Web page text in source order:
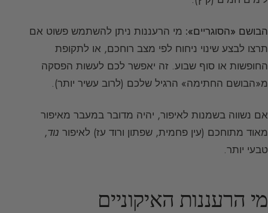
הבושם «הסוגריים»: מי הרעננות ניתן להשתמש פשוט אם
תרצו לבצע שינוי ניחוח לפי מצב רוחכם, או לתקופת
החופשות או סוף שבוע. זה יאפשר לכם לעשות הפסקה
מ«הבושם החתימה» הרגיל שלכם (לרוב עשיר יותר).
אם נשווה בשמנות לאיפור, יהיה מדובר במעבר מאיפור
מאוד מתוחכם (עין פחמית, שפתון ורוד עז) לאיפור נוד,
טבעי יותר.
מי הרעננות האיקוניים